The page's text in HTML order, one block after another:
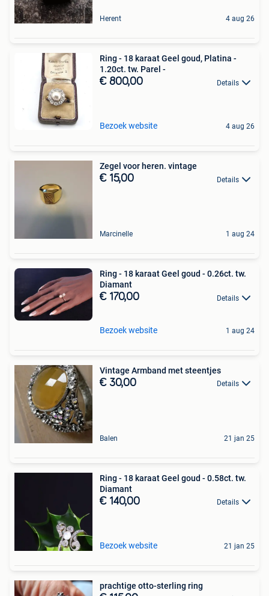
Herent 4 aug 26
Ring - 18 karaat Geel goud, Platina -
1.20ct. tw. Parel -
€ 800,00 Details
Bezoek website 4 aug 26
Zegel voor heren. vintage
€ 15,00 Details
Marcinelle 1 aug 24
Ring - 18 karaat Geel goud - 0.26ct. tw.
Diamant
€ 170,00 Details
Bezoek website 1 aug 24
Vintage Armband met steentjes
€ 30,00 Details
Balen 21 jan 25
Ring - 18 karaat Geel goud - 0.58ct. tw.
Diamant
€ 140,00 Details
Bezoek website 21 jan 25
prachtige otto-sterling ring